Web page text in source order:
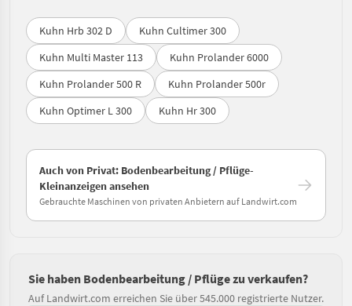
Kuhn Hrb 302 D
Kuhn Cultimer 300
Kuhn Multi Master 113
Kuhn Prolander 6000
Kuhn Prolander 500 R
Kuhn Prolander 500r
Kuhn Optimer L 300
Kuhn Hr 300
Auch von Privat: Bodenbearbeitung / Pflüge-
Kleinanzeigen ansehen
Gebrauchte Maschinen von privaten Anbietern auf Landwirt.com
Sie haben Bodenbearbeitung / Pflüge zu verkaufen?
Auf Landwirt.com erreichen Sie über 545.000 registrierte Nutzer.